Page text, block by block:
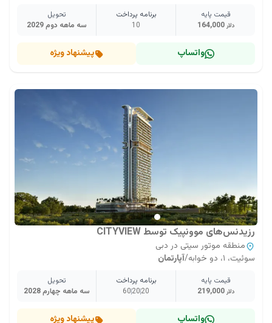
قیمت پایه
164,000 دلار
برنامه پرداخت
10
تحویل
سه ماهه دوم 2029
واتساپ پیشنهاد ویژه
رزیدنس‌های موونپیک توسط CITYVIEW
منطقه موتور سیتی در دبی
سوئیت، ۱، دو خوابه
/آپارتمان
قیمت پایه
219,000 دلار
برنامه پرداخت
20
20
60
تحویل
سه ماهه چهارم 2028
واتساپ پیشنهاد ویژه